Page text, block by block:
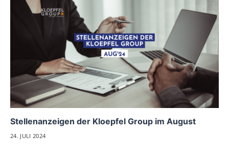
Stellenanzeigen der Kloepfel Group im August
24. JULI 2024